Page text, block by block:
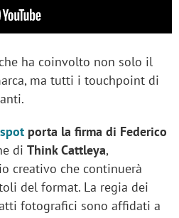
ha coinvolto non solo il
ma tutti i touchpoint di
spot porta la firma di Federico
di Think Cattleya,
creativo che continuerà
del format. La regia dei
fotografici sono affidati a